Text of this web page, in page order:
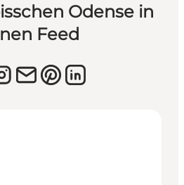
Odense in
Feed